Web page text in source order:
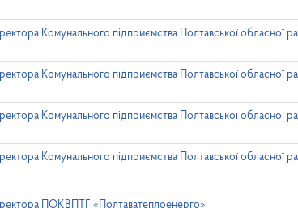
Комунального підприємства Полтавської обласної
Комунального підприємства Полтавської обласної
Комунального підприємства Полтавської обласної
Комунального підприємства Полтавської обласної
ПОКВПТГ «Полтаватеплоенерго»